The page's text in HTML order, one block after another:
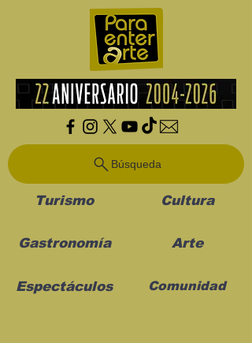
Búsqueda
Turismo Cultura
Gastronomía Arte
Espectáculos Comunidad